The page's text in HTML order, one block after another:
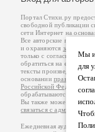
Мы
для
Портал Стихи.ру
свободной публикации
сети Интернет на
Все авторские права на
и охраняются законом
.
только с согласия его
обратиться на его
тексты произведений
основанииправил
Российской Федерации
обрабатываются на
Вы также можете
связаться с
Ежедневная аудитория